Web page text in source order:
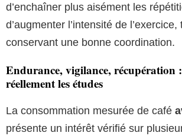
d’enchaîner plus aisément les
d’augmenter l’intensité de l’exercice,
conservant une bonne coordination.
Endurance, vigilance, récupération
réellement les études
La consommation mesurée de café
présente un intérêt vérifié sur